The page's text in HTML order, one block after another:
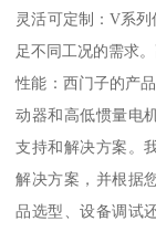
灵活可定制：V系
足不同工况的需求
性能：西门子的产
动器和高低惯量电
支持和解决方案。
解决方案，并根据
品选型、设备调试